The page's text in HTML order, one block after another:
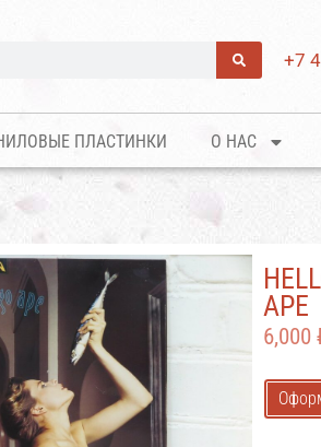
+7
ПЛАСТИНКИ О НАС
APE
6,000